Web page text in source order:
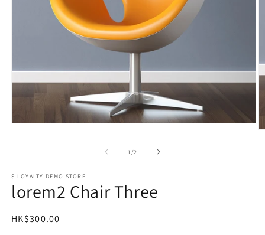
1/of2
S LOYALTY DEMO STORE
lorem2 Chair Three
Regular
HK$300.00